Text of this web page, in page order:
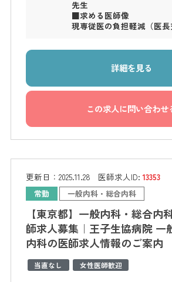
先生
■求める医師像
現専従医の負担軽減（医長
詳細を見る
この求人に問い合わせ
更新日： 2025.11.28 医師求人ID:13353
常勤 一般内科・総合内科
【東京都】一般内科・総合内
師求人募集｜王子生協病院 一
内科の医師求人情報のご案内
当直なし 女性医師歓迎